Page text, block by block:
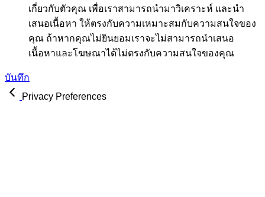
เกี่ยวกับตัวคุณ เพื่อเราสามารถนำมาวิเคราะห์ และนำ
เสนอเนื้อหา ให้ตรงกับความเหมาะสมกับความสนใจของ
คุณ ถ้าหากคุณไม่ยินยอมเราจะไม่สามารถนำเสนอ
เนื้อหาและโฆษณาได้ไม่ตรงกับความสนใจของคุณ
บันทึก
Privacy Preferences